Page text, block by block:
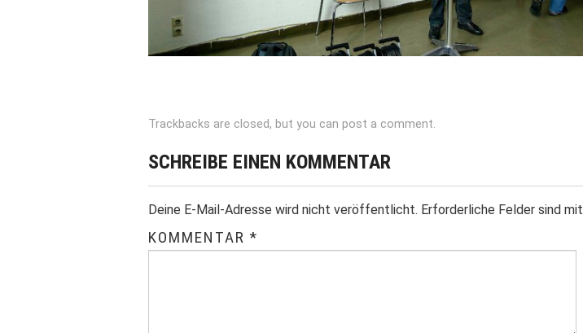
Trackbacks are closed, but you can post a comment.
SCHREIBE EINEN KOMMENTAR
Deine E-Mail-Adresse wird nicht veröffentlicht. Erforderliche Felder sind mit
KOMMENTAR *